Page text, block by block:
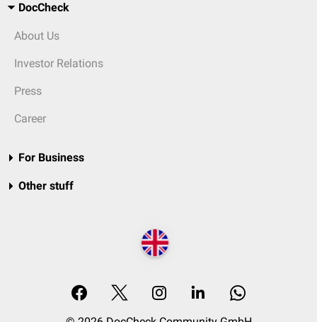
DocCheck
About Us
Investor Relations
Press
Career
For Business
Other stuff